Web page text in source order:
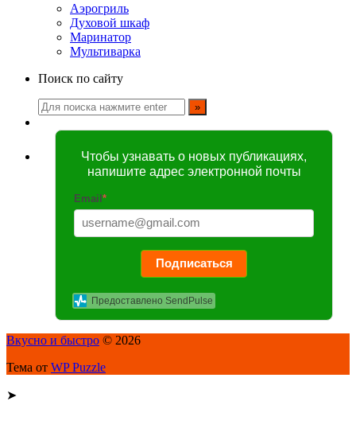
Аэрогриль
Духовой шкаф
Маринатор
Мультиварка
Поиск по сайту
Чтобы узнавать о новых публикациях,
напишите адрес электронной почты
Email *
Подписаться
Предоставлено SendPulse
Вкусно и быстро © 2026
Тема от WP Puzzle
➤